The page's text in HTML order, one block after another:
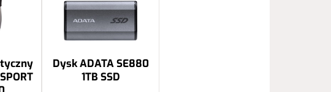
Dysk ADATA SE880
1TB SSD